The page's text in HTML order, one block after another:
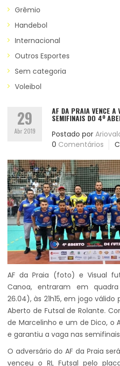
Grêmio
Handebol
Internacional
Outros Esportes
Sem categoria
Voleibol
29
Abr 2019
AF DA PRAIA VENCE A
SEMIFINAIS DO 4º
Postado por
0 Comentários
AF da Praia (foto) e Visual
Canoa, entraram em
26.04), às 21h15, em jogo
Aberto de Futsal de Rolante.
de Marcelinho e um de Dico, o
e garantiu a vaga nas
O adversário do AF da Praia
venceu o RL Futsal pelo